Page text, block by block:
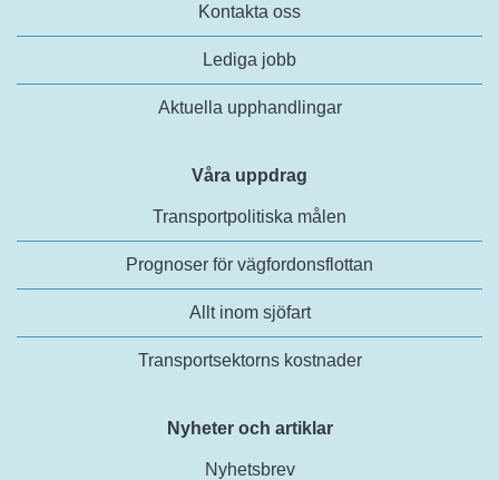
Kontakta oss
Lediga jobb
Aktuella upphandlingar
Våra uppdrag
Transportpolitiska målen
Prognoser för vägfordonsflottan
Allt inom sjöfart
Transportsektorns kostnader
Nyheter och artiklar
Nyhetsbrev